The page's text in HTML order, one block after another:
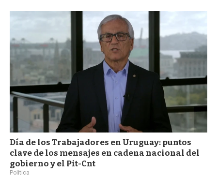
Día de los Trabajadores en Uruguay: puntos
clave de los mensajes en cadena nacional del
gobierno y el Pit-Cnt
Política